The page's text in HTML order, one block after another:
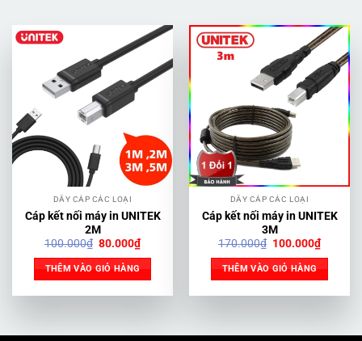
DÂY CÁP CÁC LOẠI
Cáp kết nối máy in UNITEK
2M
100.000₫ Giá
là:
100.000₫.
80.000₫Giá
hiện
80.000₫.
THÊM VÀO GIỎ HÀNG
DÂY CÁP CÁC LOẠI
Cáp kết nối máy in UNITEK
3M
170.000₫ Giá
là:
170.000₫.
100.000₫Giá
hiện
THÊM VÀO GIỎ HÀNG